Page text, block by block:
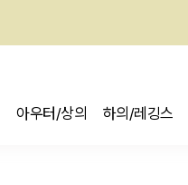
아우터/상의 하의/레깅스